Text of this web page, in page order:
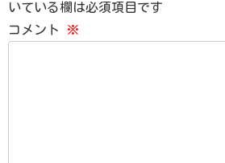
いている欄は必須項目です
コメント
※